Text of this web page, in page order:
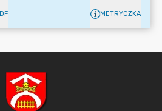
METRYCZKA